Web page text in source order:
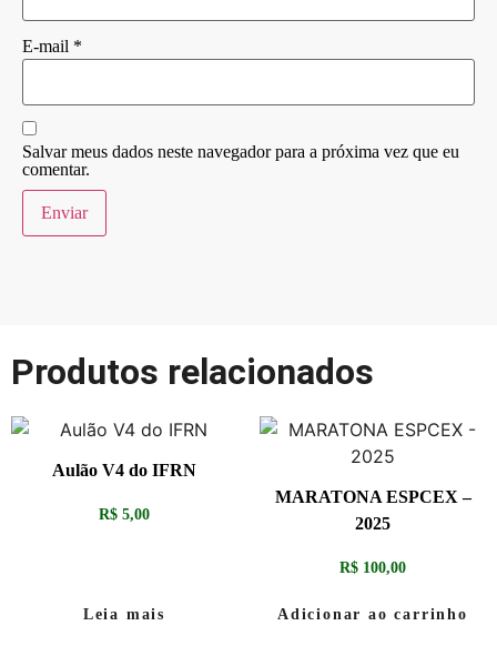
E-mail *
Salvar meus dados neste navegador para a próxima vez que eu
comentar.
Produtos relacionados
Aulão V4 do IFRN
R$ 5,00
Leia mais
MARATONA ESPCEX –
2025
R$ 100,00
Adicionar ao carrinho